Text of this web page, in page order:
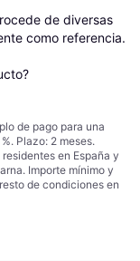
de diversas
como referencia.
de pago para una
Plazo: 2 meses.
en España y
Importe mínimo y
de condiciones en